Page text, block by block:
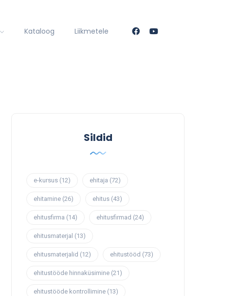
Kataloog Liikmetele
Sildid
e-kursus (12) ehitaja (72)
ehitamine (26) ehitus (43)
ehitusfirma (14) ehitusfirmad (24)
ehitusmaterjal (13)
ehitusmaterjalid (12) ehitustööd (73)
ehitustööde hinnaküsimine (21)
ehitustööde kontrollimine (13)